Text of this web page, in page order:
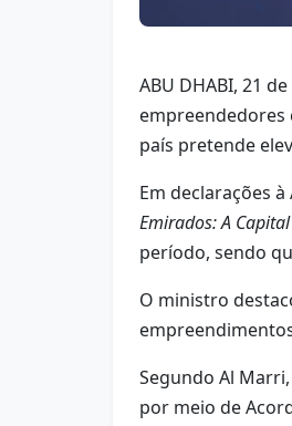
ABU DHABI, 21
empreendedores
país pretende
Em declarações
Emirados: A
período, sendo
O ministro
Segundo Al
por meio de